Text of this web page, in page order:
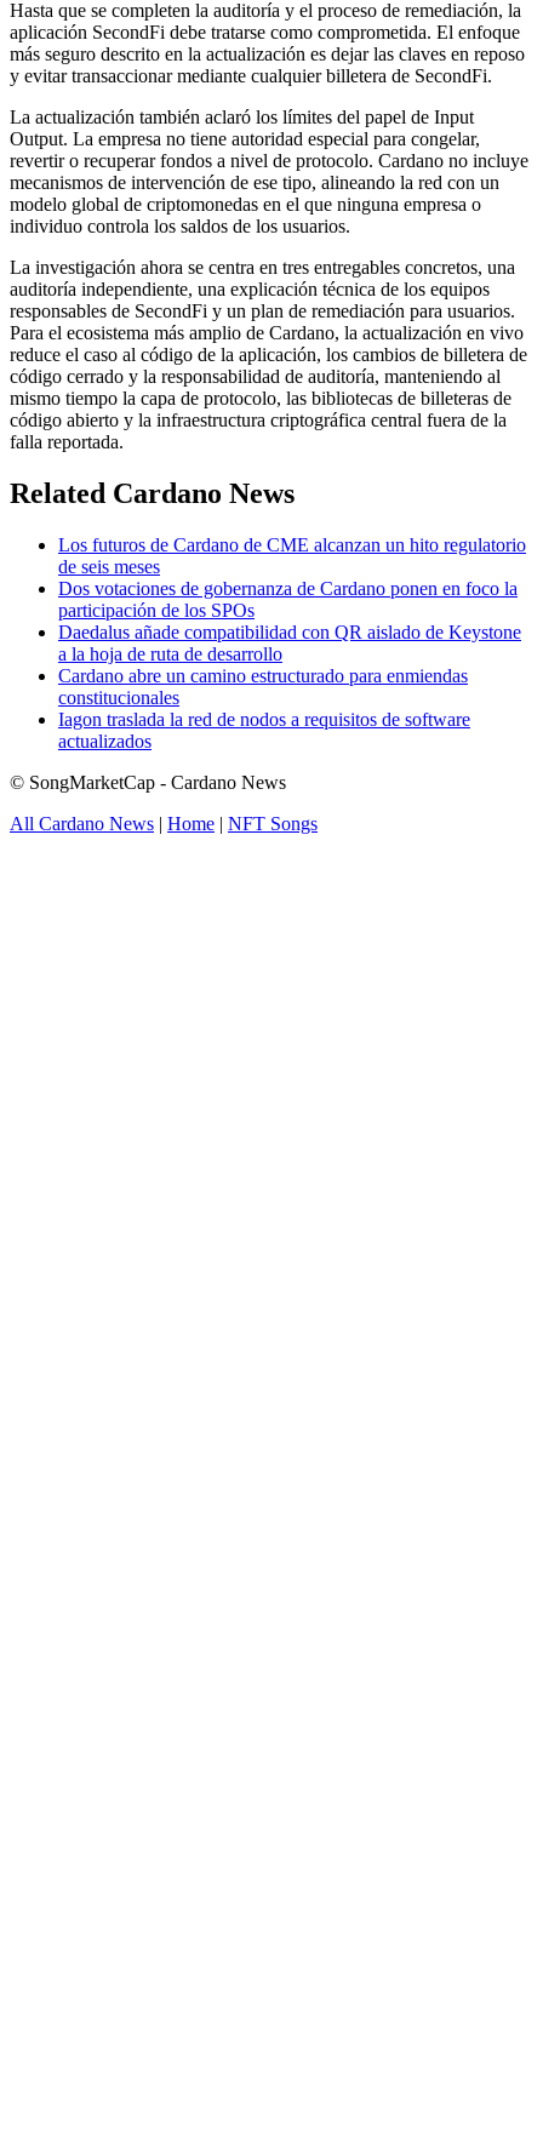
Hasta que se completen la auditoría y el proceso de remediación, la
aplicación SecondFi debe tratarse como comprometida. El enfoque
más seguro descrito en la actualización es dejar las claves en reposo
y evitar transaccionar mediante cualquier billetera de SecondFi.
La actualización también aclaró los límites del papel de Input
Output. La empresa no tiene autoridad especial para congelar,
revertir o recuperar fondos a nivel de protocolo. Cardano no incluye
mecanismos de intervención de ese tipo, alineando la red con un
modelo global de criptomonedas en el que ninguna empresa o
individuo controla los saldos de los usuarios.
La investigación ahora se centra en tres entregables concretos, una
auditoría independiente, una explicación técnica de los equipos
responsables de SecondFi y un plan de remediación para usuarios.
Para el ecosistema más amplio de Cardano, la actualización en vivo
reduce el caso al código de la aplicación, los cambios de billetera de
código cerrado y la responsabilidad de auditoría, manteniendo al
mismo tiempo la capa de protocolo, las bibliotecas de billeteras de
código abierto y la infraestructura criptográfica central fuera de la
falla reportada.
Related Cardano News
Los futuros de Cardano de CME alcanzan un hito regulatorio
de seis meses
Dos votaciones de gobernanza de Cardano ponen en foco la
participación de los SPOs
Daedalus añade compatibilidad con QR aislado de Keystone
a la hoja de ruta de desarrollo
Cardano abre un camino estructurado para enmiendas
constitucionales
Iagon traslada la red de nodos a requisitos de software
actualizados
© SongMarketCap - Cardano News
All Cardano News | Home | NFT Songs